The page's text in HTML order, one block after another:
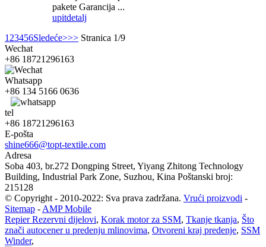
pakete Garancija ...
upitdetalj
1 23456Sledeće>>> Stranica 1/9
Wechat
+86 18721296163
Whatsapp
+86 134 5166 0636
tel
+86 18721296163
E-pošta
shine666@topt-textile.com
Adresa
Soba 403, br.272 Dongping Street, Yiyang Zhitong Technology
Building, Industrial Park Zone, Suzhou, Kina Poštanski broj:
215128
© Copyright - 2010-2022: Sva prava zadržana. Vrući proizvodi -
Sitemap - AMP Mobile
Repier Rezervni dijelovi, Korak motor za SSM, Tkanje tkanja, Što
znači autocener u predenju mlinovima, Otvoreni kraj predenje, SSM
Winder,